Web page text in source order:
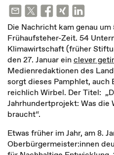
Die Nachricht kam genau
Frühaufsteher-Zeit. 54
Klimawirtschaft (früher
den 27. Januar einclever
Medienredaktionen des
sorgt dieses Pamphlet,
reichlich Wirbel. Der Titel:
Jahrhundertprojekt: Was
braucht“.
Etwas früher im Jahr, am 8.
Oberbürgermeister:innen